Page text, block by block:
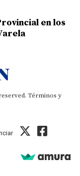
en los
Términos y